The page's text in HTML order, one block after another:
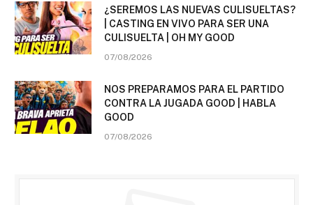
¿SEREMOS LAS NUEVAS CULISUELTAS?
| CASTING EN VIVO PARA SER UNA
CULISUELTA | OH MY GOOD
07/08/2026
NOS PREPARAMOS PARA EL PARTIDO
CONTRA LA JUGADA GOOD | HABLA
GOOD
07/08/2026